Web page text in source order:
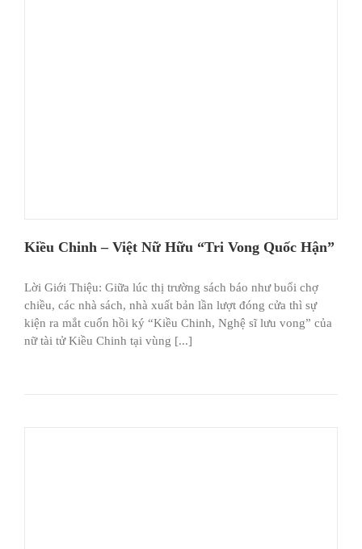
Kiều Chinh – Việt Nữ Hữu “Tri Vong Quốc Hận”
Lời Giới Thiệu: Giữa lúc thị trường sách báo như buổi chợ
chiều, các nhà sách, nhà xuất bản lần lượt đóng cửa thì sự
kiện ra mắt cuốn hồi ký “Kiều Chinh, Nghệ sĩ lưu vong” của
nữ tài tử Kiều Chinh tại vùng [...]